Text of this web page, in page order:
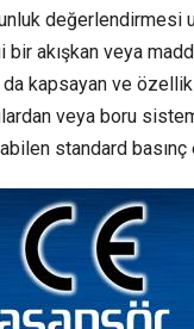
değerlendirmesi
bir akışkan veya
kapsayan ve
veya boru
standard basınç